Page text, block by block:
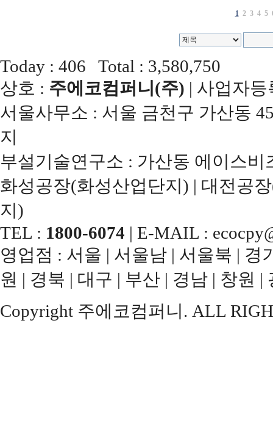
1 2 3 4 5
Today : 406 Total : 3,580,750
상호 : 주에코컴퍼니(주) | 사업자등
서울사무소 : 서울 금천구 가산동
지
부설기술연구소 : 가산동 에이스비
화성공장(화성산업단지) | 대전공
지)
TEL : 1800-6074 | E-MAIL :
영업점 : 서울 | 서울남 | 서울북 | 경
원 | 경북 | 대구 | 부산 | 경남 | 창원 |
Copyright 주에코컴퍼니. ALL